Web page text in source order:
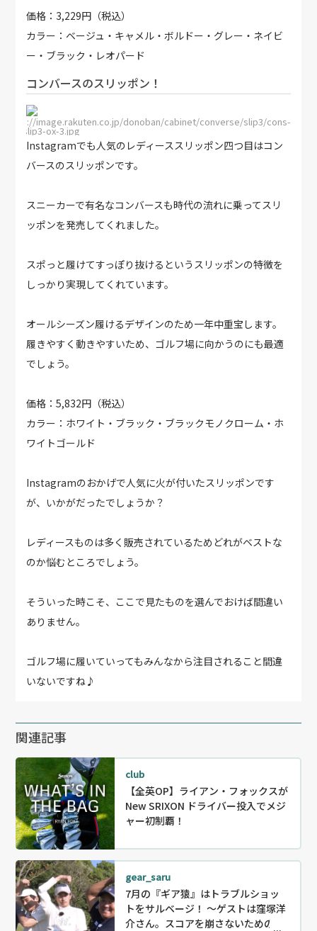
価格：3,229円（税込）
カラー：ベージュ・キャメル・ボルドー・グレー・ネイビ
ー・ブラック・レオパード
コンバースのスリッポン！
http://image.rakuten.co.jp/donoban/cabinet/converse/slip3/cons-
as-slip3-ox-3.jpg
Instagramでも人気のレディーススリッポン四つ目はコン
バースのスリッポンです。
スニーカーで有名なコンバースも時代の流れに乗ってスリ
ッポンを発売してくれました。
スポっと履けてすっぽり抜けるというスリッポンの特徴を
しっかり実現してくれています。
オールシーズン履けるデザインのため一年中重宝します。
履きやすく動きやすいため、ゴルフ場に向かうのにも最適
でしょう。
価格：5,832円（税込）
カラー：ホワイト・ブラック・ブラックモノクローム・ホ
ワイトゴールド
Instagramのおかげで人気に火が付いたスリッポンです
が、いかがだったでしょうか？
レディースものは多く販売されているためどれがベストな
のか悩むところでしょう。
そういった時こそ、ここで見たものを選んでおけば間違い
ありません。
ゴルフ場に履いていってもみんなから注目されること間違
いないですね♪
関連記事
club
【全英OP】ライアン・フォックスが
New SRIXON ドライバー投入でメジ
ャー初制覇！
gear_saru
7月の『ギア猿』はトラブルショッ
トをサルベージ！ ～ゲストは窪塚洋
介さん。スコアを崩さないためのリ